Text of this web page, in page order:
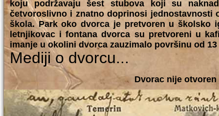
koju podržavaju šest stubova koji su
četvoroslivno i znatno doprinosi jednostavnosti
škola. Park oko dvorca je pretvoren u školsko
letnjikovac i fontana dvorca su pretvoreni u
imanje u okolini dvorca zauzimalo površinu od
Mediji o dvorcu...
Dvorac nije